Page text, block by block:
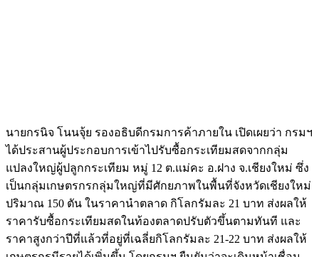
นายกรนิจ โนนจุ้ย รองอธิบดีกรมการค้าภายใน เปิดเผยว่า กรมฯ
ได้ประสานผู้ประกอบการเข้าไปรับซื้อกระเทียมสดจากกลุ่ม
แปลงใหญ่ผู้ปลูกกระเทียม หมู่ 12 ต.แม่คะ อ.ฝาง จ.เชียงใหม่ ซึ่ง
เป็นกลุ่มเกษตรกรกลุ่มใหญ่ที่มีศักยภาพในพื้นที่จังหวัดเชียงใหม่
ปริมาณ 150 ตัน ในราคานำตลาด กิโลกรัมละ 21 บาท ส่งผลให้
ราคารับซื้อกระเทียมสดในท้องตลาดปรับตัวขึ้นตามทันที และ
ราคาสูงกว่าปีที่แล้วที่อยู่ที่เฉลี่ยกิโลกรัมละ 21-22 บาท ส่งผลให้